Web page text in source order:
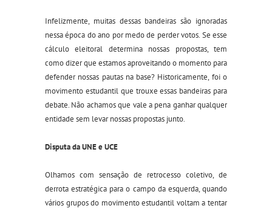
Infelizmente, muitas dessas bandeiras são ignoradas
nessa época do ano por medo de perder votos. Se esse
cálculo eleitoral determina nossas propostas, tem
como dizer que estamos aproveitando o momento para
defender nossas pautas na base? Historicamente, foi o
movimento estudantil que trouxe essas bandeiras para
debate. Não achamos que vale a pena ganhar qualquer
entidade sem levar nossas propostas junto.
Disputa da UNE e UCE
Olhamos com sensação de retrocesso coletivo, de
derrota estratégica para o campo da esquerda, quando
vários grupos do movimento estudantil voltam a tentar